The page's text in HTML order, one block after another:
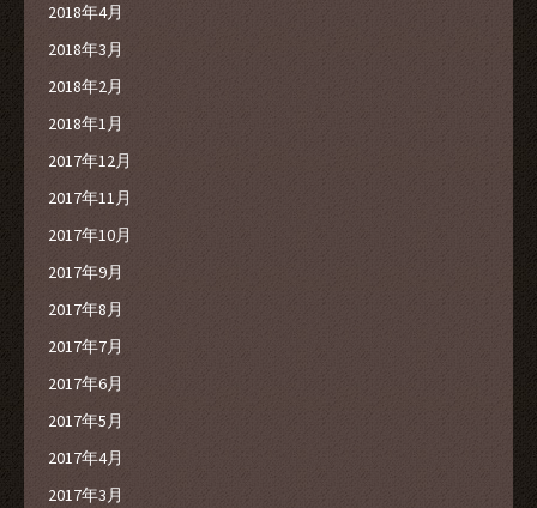
2018年4月
2018年3月
2018年2月
2018年1月
2017年12月
2017年11月
2017年10月
2017年9月
2017年8月
2017年7月
2017年6月
2017年5月
2017年4月
2017年3月